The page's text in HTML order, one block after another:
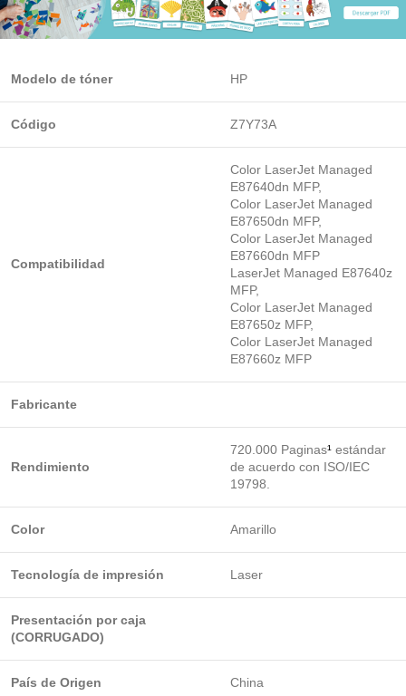
Modelo de tóner HP
Código Z7Y73A
Compatibilidad
Color LaserJet Managed
E87640dn MFP,
Color LaserJet Managed
E87650dn MFP,
Color LaserJet Managed
E87660dn MFP
LaserJet Managed E87640z
MFP,
Color LaserJet Managed
E87650z MFP,
Color LaserJet Managed
E87660z MFP
Fabricante
Rendimiento
720.000 Paginas¹ estándar
de acuerdo con ISO/IEC
19798.
Color Amarillo
Tecnología de impresión Laser
Presentación por caja
(CORRUGADO)
País de Origen China